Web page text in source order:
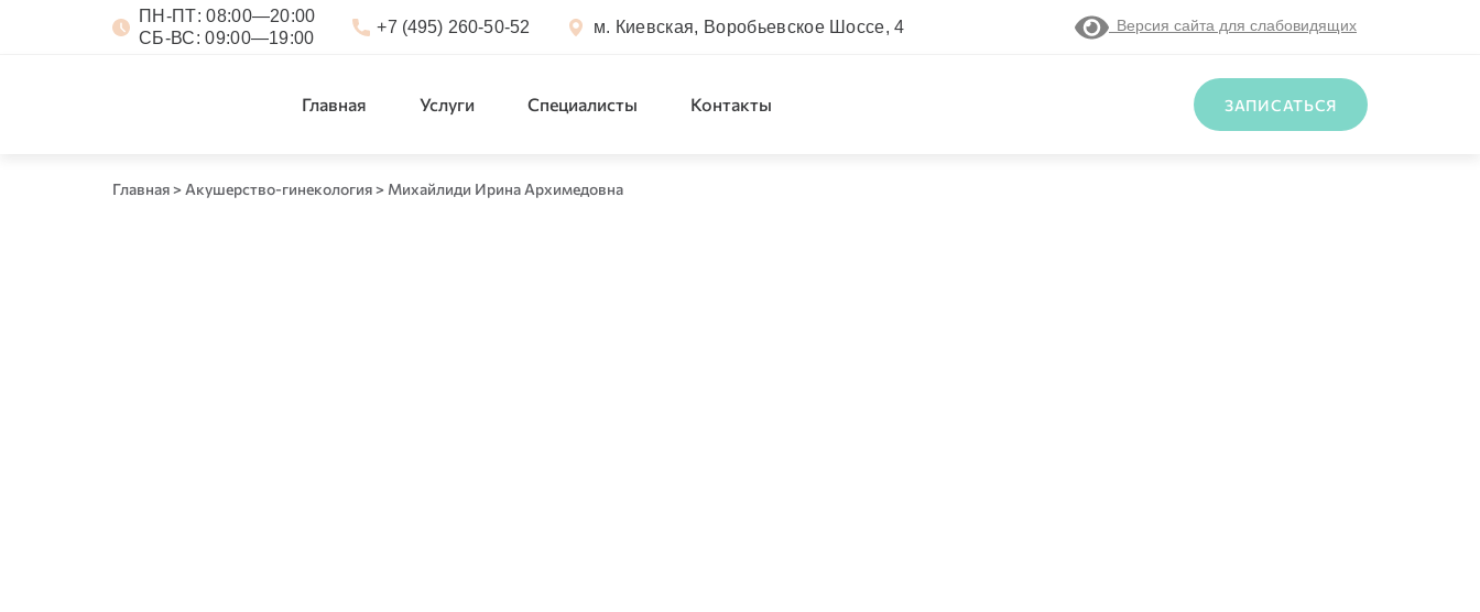
ПН-ПТ:08:00—20:00
СБ-ВС:09:00—19:00
+7 (495) 260-50-52 м. Киевская, Воробьевское Шоссе, 4 Версия сайта для слабовидящих
Главная Услуги Специалисты Контакты ЗАПИСАТЬСЯ
Главная> Акушерство-гинекология> Михайлиди Ирина Архимедовна